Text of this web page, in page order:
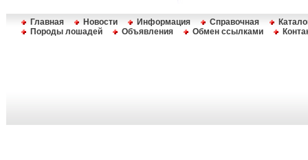
Главная Новости Информация Справочная
Породы лошадей
Объявления Обмен ссылками